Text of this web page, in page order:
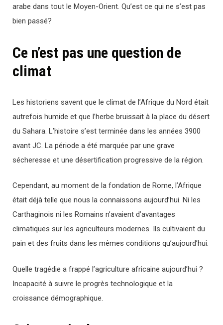
arabe dans tout le Moyen-Orient. Qu’est ce qui ne s’est pas
bien passé?
Ce n’est pas une question de
climat
Les historiens savent que le climat de l’Afrique du Nord était
autrefois humide et que l’herbe bruissait à la place du désert
du Sahara. L’histoire s’est terminée dans les années 3900
avant JC. La période a été marquée par une grave
sécheresse et une désertification progressive de la région.
Cependant, au moment de la fondation de Rome, l’Afrique
était déjà telle que nous la connaissons aujourd’hui. Ni les
Carthaginois ni les Romains n’avaient d’avantages
climatiques sur les agriculteurs modernes. Ils cultivaient du
pain et des fruits dans les mêmes conditions qu’aujourd’hui.
Quelle tragédie a frappé l’agriculture africaine aujourd’hui ?
Incapacité à suivre le progrès technologique et la
croissance démographique.